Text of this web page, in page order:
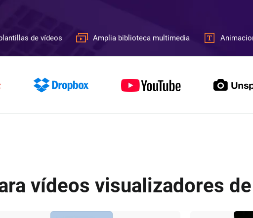
de vídeos Amplia biblioteca multimedia
vídeos visualizadores